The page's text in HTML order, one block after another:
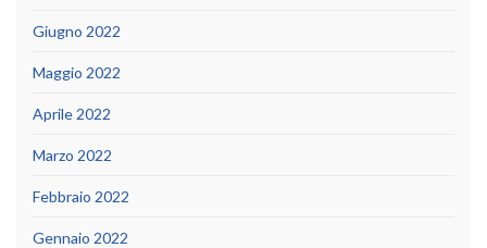
Giugno 2022
Maggio 2022
Aprile 2022
Marzo 2022
Febbraio 2022
Gennaio 2022